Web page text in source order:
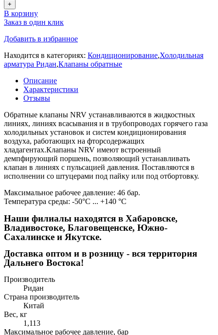
+
В корзину
Заказ в один клик
Добавить в избранное
Находится в категориях: Кондиционирование,Холодильная
арматура Ридан,Клапаны обратные
Описание
Характеристики
Отзывы
Обратные клапаны NRV устанавливаются в жидкостных
линиях, линиях всасывания и в трубопроводах горячего газа
холодильных установок и систем кондиционирования
воздуха, работающих на фторсодержащих
хладагентах.Клапаны NRV имеют встроенный
демпфирующий поршень, позволяющий устанавливать
клапан в линиях с пульсацией давления. Поставляются в
исполнении со штуцерами под пайку или под отбортовку.
Максимальное рабочее давление: 46 бар.
Температура среды: -50°C ... +140 °C
Наши филиалы находятся в Хабаровске,
Владивостоке, Благовещенске, Южно-
Сахалинске и Якутске.
Доставка оптом и в розницу - вся территория
Дальнего Востока!
Производитель
Ридан
Страна производитель
Китай
Вес, кг
1,113
Максимальное рабочее давление, бар